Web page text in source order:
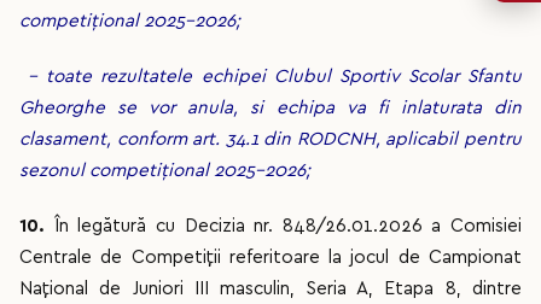
competițional 2025-2026;
- toate rezultatele echipei Clubul Sportiv Scolar Sfantu
Gheorghe se vor anula, si echipa va fi inlaturata din
clasament, conform art. 34.1 din RODCNH, aplicabil pentru
sezonul competițional 2025-2026;
10.
În legătură cu Decizia nr. 848/26.01.2026 a Comisiei
Centrale de Competiții referitoare la jocul de Campionat
Național de Juniori III masculin, Seria A, Etapa 8, dintre